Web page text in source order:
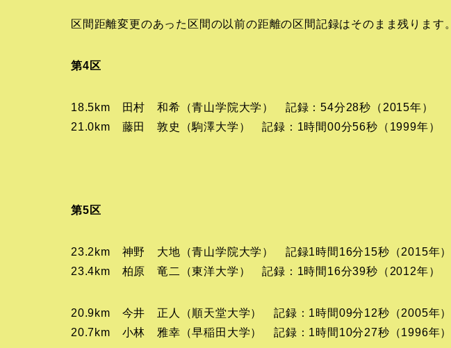
区間距離変更のあった区間の以前の距離の区間記録はそのまま残ります。
第4区
18.5km 田村 和希（青山学院大学） 記録：54分28秒（2015年）
21.0km 藤田 敦史（駒澤大学） 記録：1時間00分56秒（1999年）
第5区
23.2km 神野 大地（青山学院大学） 記録1時間16分15秒（2015年）
23.4km 柏原 竜二（東洋大学） 記録：1時間16分39秒（2012年）
20.9km 今井 正人（順天堂大学） 記録：1時間09分12秒（2005年）
20.7km 小林 雅幸（早稲田大学） 記録：1時間10分27秒（1996年）